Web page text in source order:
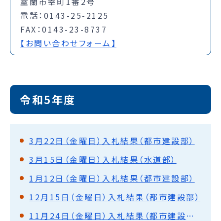
電話：0143-25-2125
FAX：0143-23-8737
【お問い合わせフォーム】
令和5年度
3月22日（金曜日）入札結果（都市建設部）
3月15日（金曜日）入札結果（水道部）
1月12日（金曜日）入札結果（都市建設部）
12月15日（金曜日）入札結果（都市建設部）
11月24日（金曜日）入札結果（都市建設部・水道部）